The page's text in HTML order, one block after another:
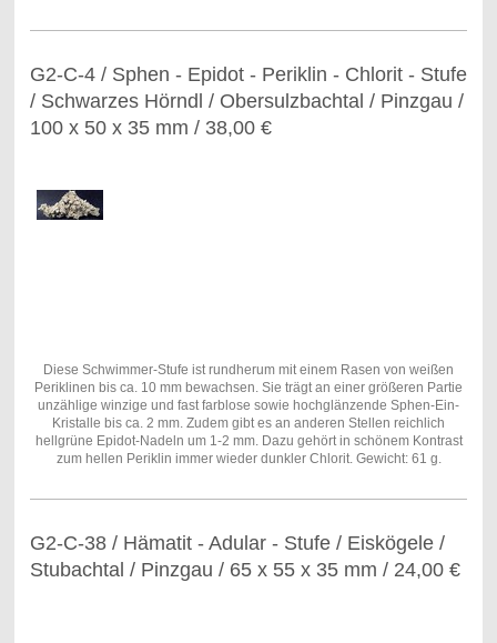
G2-C-4 / Sphen - Epidot - Periklin - Chlorit - Stufe
/ Schwarzes Hörndl / Obersulzbachtal / Pinzgau /
100 x 50 x 35 mm / 38,00 €
Diese Schwimmer-Stufe ist rundherum mit einem Rasen von weißen
Periklinen bis ca. 10 mm bewachsen. Sie trägt an einer größeren Partie
unzählige winzige und fast farblose sowie hochglänzende Sphen-Ein-
Kristalle bis ca. 2 mm. Zudem gibt es an anderen Stellen reichlich
hellgrüne Epidot-Nadeln um 1-2 mm. Dazu gehört in schönem Kontrast
zum hellen Periklin immer wieder dunkler Chlorit. Gewicht: 61 g.
G2-C-38 / Hämatit - Adular - Stufe / Eiskögele /
Stubachtal / Pinzgau / 65 x 55 x 35 mm / 24,00 €